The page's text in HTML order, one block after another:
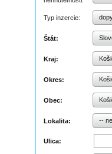
Typ inzercie:
Štát:
Kraj:
Okres:
Obec:
Lokalita: --
Ulica: